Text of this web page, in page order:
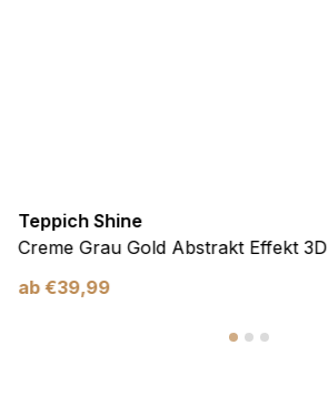
Teppich Shine
Creme Grau Gold Abstrakt Effekt 3D
ab €39,99